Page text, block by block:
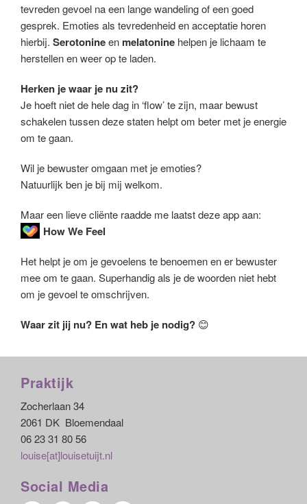
tevreden gevoel na een lange wandeling of een goed
gesprek. Emoties als tevredenheid en acceptatie horen
hierbij. Serotonineen melatonine helpen je lichaam te
herstellen en weer op te laden.
Herken je waar je nu zit?
Je hoeft niet de hele dag in ‘flow’ te zijn, maar bewust
schakelen tussen deze staten helpt om beter met je energie
om te gaan.
Wil je bewuster omgaan met je emoties?
Natuurlijk ben je bij mij welkom.
Maar een lieve cliënte raadde me laatst deze app aan:
How We Feel
Het helpt je om je gevoelens te benoemen en er bewuster
mee om te gaan. Superhandig als je de woorden niet hebt
om je gevoel te omschrijven.
Waar zit jij nu? En wat heb je nodig? 😊
Praktijk
Zocherlaan 34
2061 DK Bloemendaal
06 23 31 80 56
louise[at]louisetuijt.nl
Social Media